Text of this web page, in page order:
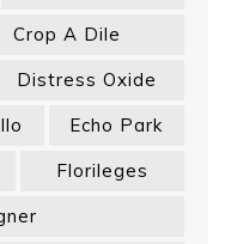
Crop A Dile
Distress Oxide
Echo Park
Florileges